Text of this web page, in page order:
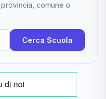
comune o
Cerca Scuola